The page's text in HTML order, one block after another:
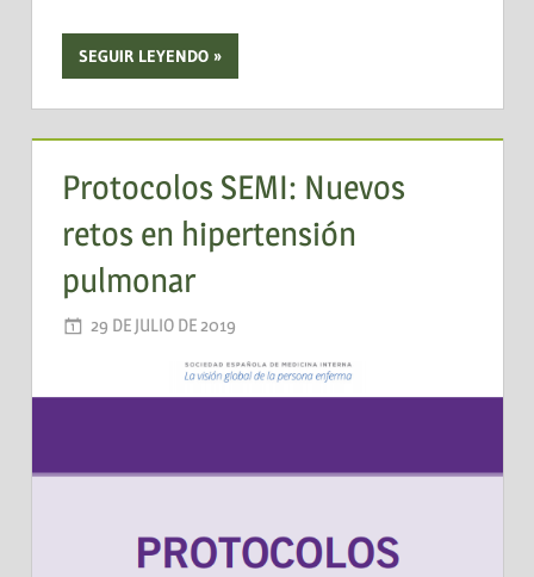
SEGUIR LEYENDO
Protocolos SEMI: Nuevos
retos en hipertensión
pulmonar
29 DE JULIO DE 2019